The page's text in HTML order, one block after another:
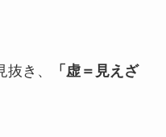
き、
「虚＝見えざ